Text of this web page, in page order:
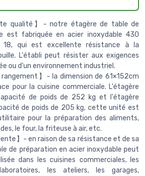
qualité】- notre étagère de table de
est fabriquée en acier inoxydable 430
18, qui est excellente résistance à la
L'établi peut résister aux exigences
ou d'un environnement industriel.
rangement】- la dimension de 61×152cm
pour la cuisine commerciale. L'étagère
de poids de 252 kg et l'étagère
de poids de 205 kg, cette unité est
pour la préparation des aliments,
le four, la friteuse à air, etc.
】- en raison de sa résistance et de sa
de préparation en acier inoxydable peut
dans les cuisines commerciales, les
les ateliers, les garages,